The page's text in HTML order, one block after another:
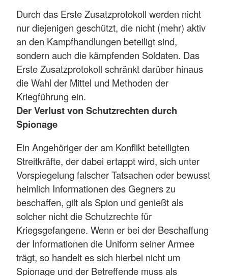
Durch das Erste Zusatzprotokoll werden nicht
nur diejenigen geschützt, die nicht (mehr) aktiv
an den Kampfhandlungen beteiligt sind,
sondern auch die kämpfenden Soldaten. Das
Erste Zusatzprotokoll schränkt darüber hinaus
die Wahl der Mittel und Methoden der
Kriegführung ein.
Der Verlust von Schutzrechten durch
Spionage
Ein Angehöriger der am Konflikt beteiligten
Streitkräfte, der dabei ertappt wird, sich unter
Vorspiegelung falscher Tatsachen oder bewusst
heimlich Informationen des Gegners zu
beschaffen, gilt als Spion und genießt als
solcher nicht die Schutzrechte für
Kriegsgefangene. Wenn er bei der Beschaffung
der Informationen die Uniform seiner Armee
trägt, so handelt es sich hierbei nicht um
Spionage und der Betreffende muss als